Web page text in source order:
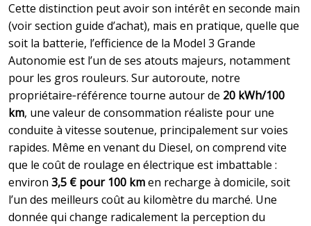
Cette distinction peut avoir son intérêt en seconde main
(voir section guide d’achat), mais en pratique, quelle que
soit la batterie, l’efficience de la Model 3 Grande
Autonomie est l’un de ses atouts majeurs, notamment
pour les gros rouleurs. Sur autoroute, notre
propriétaire‑référence tourne autour de 20 kWh/100
km, une valeur de consommation réaliste pour une
conduite à vitesse soutenue, principalement sur voies
rapides. Même en venant du Diesel, on comprend vite
que le coût de roulage en électrique est imbattable :
environ 3,5 € pour 100 kmen recharge à domicile, soit
l’un des meilleurs coût au kilomètre du marché. Une
donnée qui change radicalement la perception du